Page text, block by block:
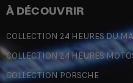
À DÉCOUVRIR
COLLECTION 24 HEURES DU
COLLECTION 24 HEURES
COLLECTION PORSCHE